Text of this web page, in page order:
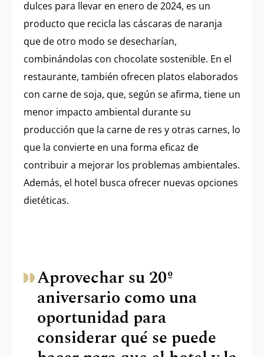
dulces para llevar en enero de 2024, es un
producto que recicla las cáscaras de naranja
que de otro modo se desecharían,
combinándolas con chocolate sostenible. En el
restaurante, también ofrecen platos elaborados
con carne de soja, que, según se afirma, tiene un
menor impacto ambiental durante su
producción que la carne de res y otras carnes, lo
que la convierte en una forma eficaz de
contribuir a mejorar los problemas ambientales.
Además, el hotel busca ofrecer nuevas opciones
dietéticas.
Aprovechar su 20º
aniversario como una
oportunidad para
considerar qué se puede